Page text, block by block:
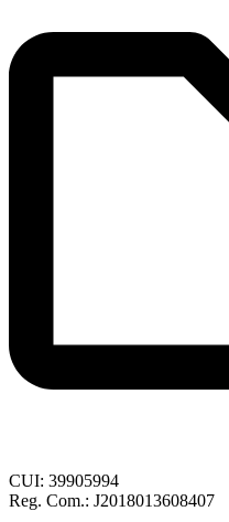
CUI: 39905994
Reg. Com.: J2018013608407